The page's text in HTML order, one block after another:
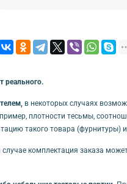
реального.
в некоторых случаях
плотности тесьмы,
такого товара
комплектация заказа